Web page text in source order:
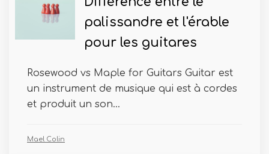
palissandre et l'érable
pour les guitares
Rosewood vs Maple for Guitars Guitar est
un instrument de musique qui est à cordes
et produit un son...
Mael Colin